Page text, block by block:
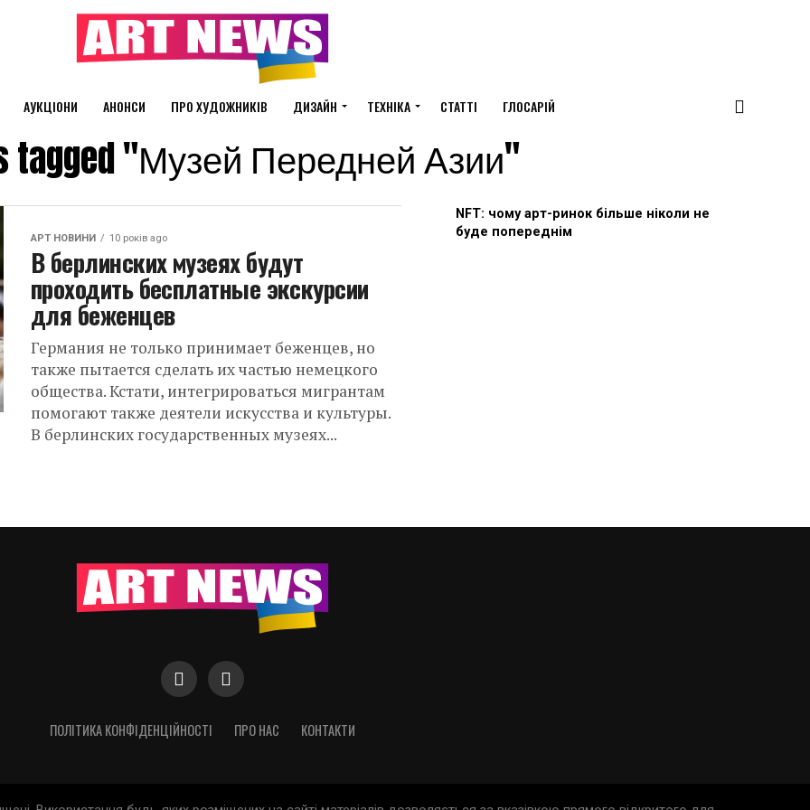
АУКЦІОНИ АНОНСИ ПРО ХУДОЖНИКІВ ДИЗАЙН ТЕХНІКА СТАТТІ ГЛОСАРІЙ
tagged "Музей Передней Азии"
АРТ НОВИНИ 10 років ago
В берлинских музеях будут
проходить бесплатные экскурсии
для беженцев
Германия не только принимает беженцев, но
также пытается сделать их частью немецкого
общества. Кстати, интегрироваться мигрантам
помогают также деятели искусства и культуры.
В берлинских государственных музеях...
NFT: чому арт-ринок більше ніколи не
буде попереднім
ПОЛІТИКА КОНФІДЕНЦІЙНОСТІ ПРО НАС КОНТАКТИ